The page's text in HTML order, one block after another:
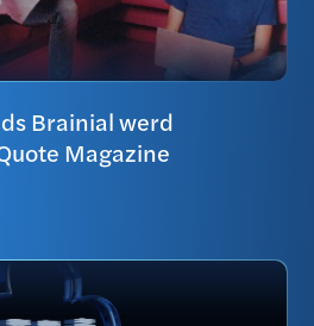
Brainial werd
Magazine